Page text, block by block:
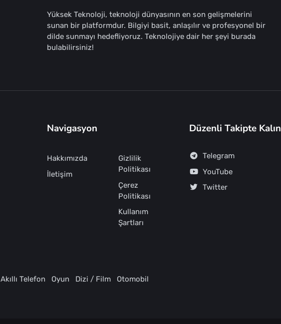
Yüksek Teknoloji, teknoloji dünyasının en son gelişmelerini
sunan bir platformdur. Bilgiyi basit, anlaşılır ve profesyonel bir
dilde sunmayı hedefliyoruz. Teknolojiye dair her şeyi burada
bulabilirsiniz!
Navigasyon
Hakkımızda
İletişim
Gizlilik
Politikası
Çerez
Politikası
Kullanım
Şartları
Düzenli Takipte Kalın
Telegram
YouTube
Twitter
Akıllı Telefon Oyun Dizi / Film Otomobil